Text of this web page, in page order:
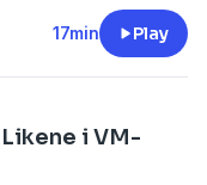
17min Play
i VM-